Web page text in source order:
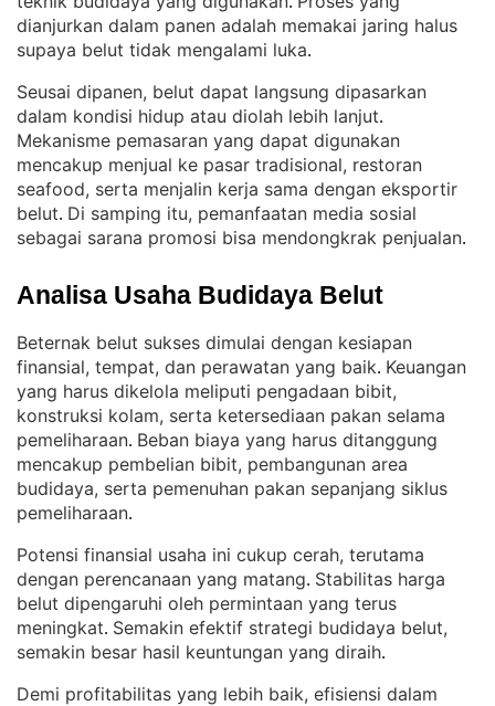
dianjurkan dalam panen adalah memakai jaring halus
supaya belut tidak mengalami luka.
Seusai dipanen, belut dapat langsung dipasarkan
dalam kondisi hidup atau diolah lebih lanjut
Mekanisme pemasaran yang dapat digunakan
mencakup menjual ke pasar tradisional, restoran
seafood, serta menjalin kerja sama dengan eksportir
belut. Di samping itu, pemanfaatan media sosial
sebagai sarana promosi bisa mendongkrak penjualan.
Analisa Usaha Budidaya Belut
Beternak belut sukses dimulai dengan kesiapan
finansial, tempat, dan perawatan yang baik. Keuangan
yang harus dikelola meliputi pengadaan bibit,
konstruksi kolam, serta ketersediaan pakan selama
pemeliharaan. Beban biaya yang harus ditanggung
mencakup pembelian bibit, pembangunan area
budidaya, serta pemenuhan pakan sepanjang siklus
pemeliharaan.
Potensi finansial usaha ini cukup cerah, terutama
dengan perencanaan yang matang. Stabilitas harga
belut dipengaruhi oleh permintaan yang terus
meningkat. Semakin efektif strategi budidaya belut,
semakin besar hasil keuntungan yang diraih.
Demi profitabilitas yang lebih baik, efisiensi dalam